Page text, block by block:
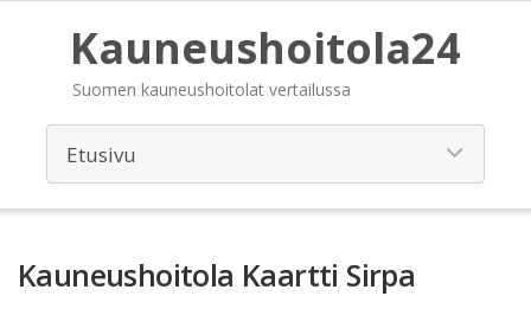
Kauneushoitola24
Suomen kauneushoitolat vertailussa
Kauneushoitola Kaartti Sirpa